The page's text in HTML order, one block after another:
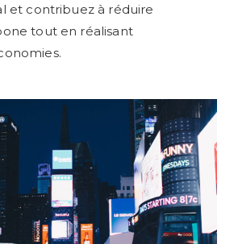
et contribuez à réduire
tout en réalisant